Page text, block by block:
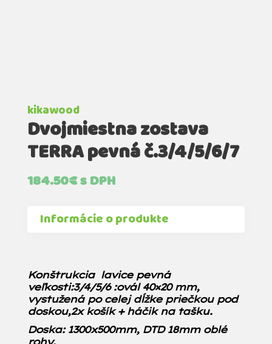
kikawood
Dvojmiestna zostava
TERRA pevná č.3/4/5/6/7
184.50€s DPH
Informácie o produkte
Konštrukcia lavice pevná
veľkosti:3/4/5/6 :ovál 40×20 mm,
vystužená po celej dĺžke priečkou pod
doskou,2x košík + háčik na tašku.
Doska: 1300x500mm, DTD 18mm oblé
rohy.